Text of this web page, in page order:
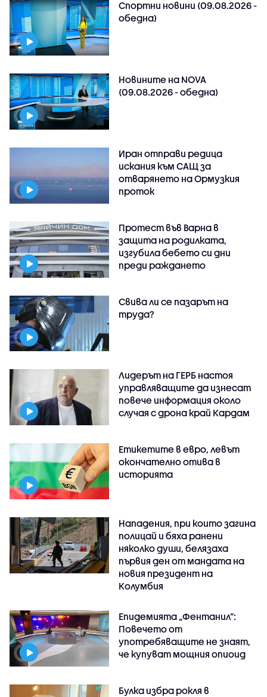
Спортни новини (09.08.2026 -
обедна)
Новините на NOVA
(09.08.2026 - обедна)
Иран отправи редица
искания към САЩ за
отварянето на Ормузкия
проток
Протест във Варна в
защита на родилката,
изгубила бебето си дни
преди раждането
Свива ли се пазарът на
труда?
Лидерът на ГЕРБ настоя
управляващите да изнесат
повече информация около
случая с дрона край Кардам
Етикетите в евро, левът
окончателно отива в
историята
Нападения, при които загина
полицай и бяха ранени
няколко души, белязаха
първия ден от мандата на
новия президент на
Колумбия
Епидемията „Фентанил”:
Повечето от
употребяващите не знаят,
че купуват мощния опиоид
Булка избра рокля в